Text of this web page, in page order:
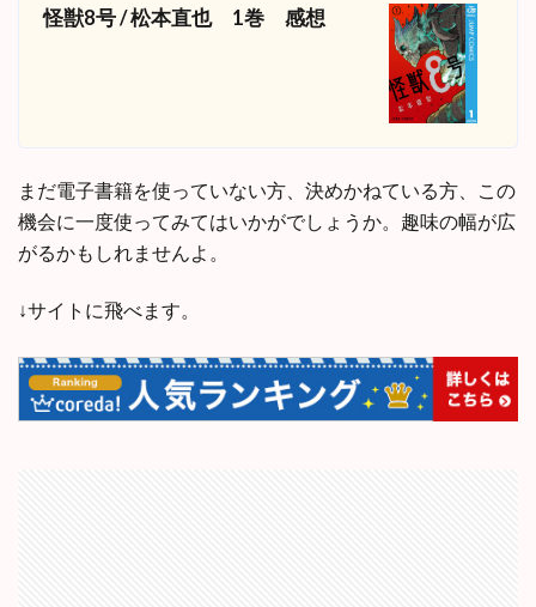
怪獣8号 / 松本直也 1巻 感想
まだ電子書籍を使っていない方、決めかねている方、この
機会に一度使ってみてはいかがでしょうか。趣味の幅が広
がるかもしれませんよ。
↓サイトに飛べます。